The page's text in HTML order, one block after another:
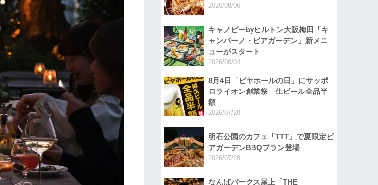
2026/08/06
キャノピーbyヒルトン大阪梅田「キ
ャンパーノ・ビアガーデン」新メニ
ューがスタート
2026/08/04
8月4日「ビヤホールの日」にサッポ
ロライオン創業祭 生ビール全品半
額
2026/07/28
明石公園のカフェ「TTT」で夏限定ビ
アガーデンBBQプラン登場
2026/07/28
なんばパークス屋上「THE